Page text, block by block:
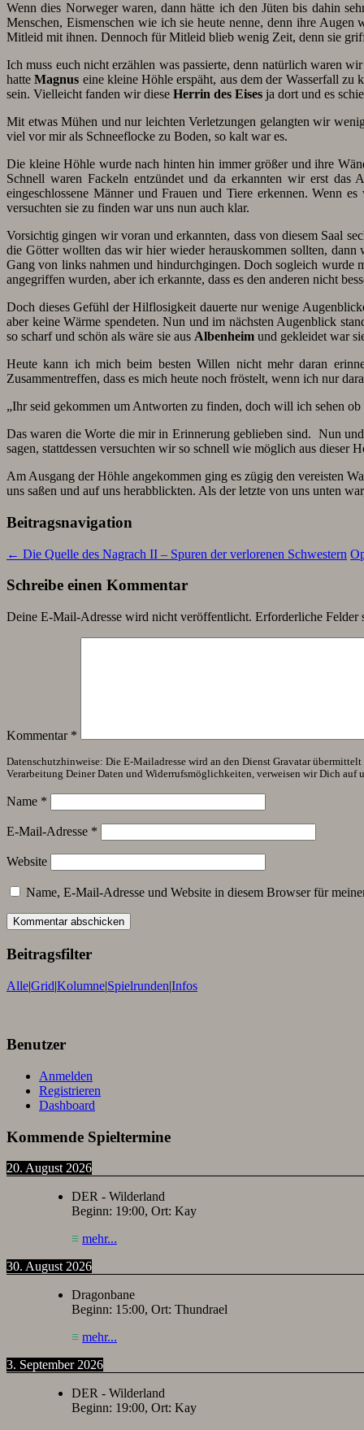
Wenn dies Norweger waren, dann hätte ich den Jüten bis dahin
Menschen, Eismenschen wie ich sie heute nenne, denn ihre
Mitleid mit ihnen. Dennoch für Mitleid blieb wenig Zeit, denn sie
Ich muss euch nicht erzählen was passierte, denn natürlich waren
hatteMagnus eine kleine Höhle erspäht, aus dem der Wasserfall
sein. Vielleicht fanden wir diese Herrin des Eises ja dort und es
Mit etwas Mühen und nur leichten Verletzungen gelangten wir
viel vor mir als Schneeflocke zu Boden, so kalt war es.
Die kleine Höhle wurde nach hinten hin immer größer und ihre
Schnell waren Fackeln entzündet und da erkannten wir erst das
eingeschlossene Männer und Frauen und Tiere erkennen. Wenn
versuchten sie zu finden war uns nun auch klar.
Vorsichtig gingen wir voran und erkannten, dass von diesem Saal
die Götter wollten das wir hier wieder herauskommen sollten,
Gang von links nahmen und hindurchgingen. Doch sogleich wurde
angegriffen wurden, aber ich erkannte, dass es den anderen nicht
Doch dieses Gefühl der Hilflosigkeit dauerte nur wenige
aber keine Wärme spendeten. Nun und im nächsten Augenblick
so scharf und schön als wäre sie aus Albenheim und gekleidet war
Heute kann ich mich beim besten Willen nicht mehr daran
Zusammentreffen, dass es mich heute noch fröstelt, wenn ich nur
„Ihr seid gekommen um Antworten zu finden, doch will ich sehen
Das waren die Worte die mir in Erinnerung geblieben sind. Nun
sagen, stattdessen versuchten wir so schnell wie möglich aus dieser
Am Ausgang der Höhle angekommen ging es zügig den vereisten
uns saßen und auf uns herabblickten. Als der letzte von uns unten
Beitragsnavigation
← Die Quelle des Nagrach II – Spuren der verlorenen Schwestern
Schreibe einen Kommentar
Deine E-Mail-Adresse wird nicht veröffentlicht. Erforderliche Felder
Kommentar *
Datenschutzhinweise: Die E-Mailadresse wird an den Dienst Gravatar
Verarbeitung Deiner Daten und Widerrufsmöglichkeiten, verweisen wir Dich auf
Name *
E-Mail-Adresse *
Website
Name, E-Mail-Adresse und Website in diesem Browser für
Beitragsfilter
Alle|Grid|Kolumne|Spielrunden|Infos
Benutzer
Anmelden
Registrieren
Dashboard
Kommende Spieltermine
20. August 2026
DER - Wilderland
Beginn: 19:00, Ort: Kay
≡ mehr...
30. August 2026
Dragonbane
Beginn: 15:00, Ort: Thundrael
≡ mehr...
3. September 2026
DER - Wilderland
Beginn: 19:00, Ort: Kay